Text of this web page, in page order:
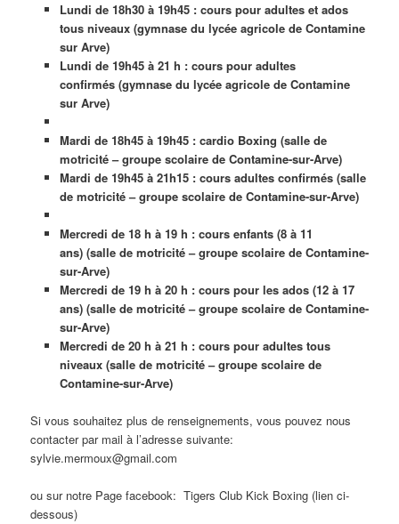
Lundi de 18h30 à 19h45 : cours pour adultes et ados
tous niveaux (gymnase du lycée agricole de Contamine
sur Arve)
Lundi de 19h45 à 21 h : cours pour adultes
confirmés (gymnase du lycée agricole de Contamine
sur Arve)
Mardi de 18h45 à 19h45 : cardio Boxing (salle de
motricité – groupe scolaire de Contamine-sur-Arve)
Mardi de 19h45 à 21h15 : cours adultes confirmés (salle
de motricité – groupe scolaire de Contamine-sur-Arve)
Mercredi de 18 h à 19 h : cours enfants (8 à 11
ans) (salle de motricité – groupe scolaire de Contamine-
sur-Arve)
Mercredi de 19 h à 20 h : cours pour les ados (12 à 17
ans) (salle de motricité – groupe scolaire de Contamine-
sur-Arve)
Mercredi de 20 h à 21 h : cours pour adultes tous
niveaux (salle de motricité – groupe scolaire de
Contamine-sur-Arve)
Si vous souhaitez plus de renseignements, vous pouvez nous
contacter par mail à l’adresse suivante:
sylvie.mermoux@gmail.com
ou sur notre Page facebook: Tigers Club Kick Boxing (lien ci-
dessous)